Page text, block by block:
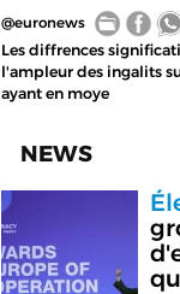
@euronews
Les diffrences
l'ampleur des ingalits
ayant en moye
NEWS